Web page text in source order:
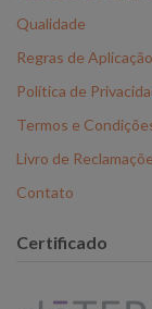
Qualidade
Regras de Aplicação
Política de
Termos e
Livro de
Contato
Certificado